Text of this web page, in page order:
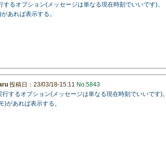
るオプション(メッセージは単なる現在時刻でいいです)。
あれば表示する。
投稿日：23/03/18-15:11 No.5843
するオプション(メッセージは単なる現在時刻でいいです)。
があれば表示する。